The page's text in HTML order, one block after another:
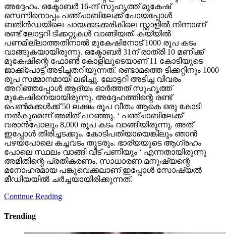
അദ്ദേഹം. ഒക്ടോബര്‍ 16-ന് സുഹൃത്ത് മുകേഷ്
സെന്നിനൊപ്പം പഞ്ചാബിലേക്ക് പോയപ്പോള്‍
ബതിന്‍ഡയിലെ ചായക്കടക്കരികിലെ സ്റ്റാളില്‍ നിന്നാണ്
രണ്ട് ലോട്ടറി ടിക്കറ്റുകള്‍ വാങ്ങിയത്. കയ്യില്‍
പണമില്ലാത്തതിനാല്‍ മുകേഷിനോട് 1000 രൂപ കടം
വാങ്ങുകയായിരുന്നു. ഒക്ടോബര്‍ 31ന് രാത്രി 10 മണിക്ക്
മുകേഷിന്റെ ഫോണ്‍ കോളിലൂടെയാണ് 11 കോടിയുടെ
ജാക്ക്‌പോട്ട് അടിച്ചതറിയുന്നത്. രണ്ടാമത്തെ ടിക്കറ്റിനും 1000
രൂപ സമ്മാനമായി ലഭിച്ചു. ലോട്ടറി അടിച്ച വിവരം
അറിഞ്ഞപ്പോള്‍ ആദ്യം ഓര്‍ത്തത് സുഹൃത്ത്
മുകേഷിനെയായിരുന്നു. അദ്ദേഹത്തിന്റെ രണ്ട്
പെണ്‍മക്കള്‍ക്ക് 50 ലക്ഷം രൂപ വീതം ആകെ ഒരു കോടി
നല്‍കുമെന്ന് അമിത് പറഞ്ഞു. ‘ പഞ്ചാബിലേക്ക്
വരാന്‍പോലും 8,000 രൂപ കടം വാങ്ങിയിരുന്നു. അത്
ഇപ്പോള്‍ തിരിച്ചടക്കും. കോടിപതിയായെങ്കിലും ഞാന്‍
പഴയപോലെ കച്ചവടം തുടരും. ഭാര്യയുടെ ആഗ്രഹം
പോലെ സ്ഥലം വാങ്ങി വീട് പണിയും ‘ എന്നതായിരുന്നു
അമിതിന്റെ പ്രതികരണം. സാധാരണ മനുഷ്യന്റെ
മനോഹരമായ പങ്കുവെക്കലാണ് ഇപ്പോള്‍ സോഷ്യല്‍
മീഡിയയില്‍ ചര്‍ച്ചയായിരിക്കുന്നത്.
Continue Reading
Trending